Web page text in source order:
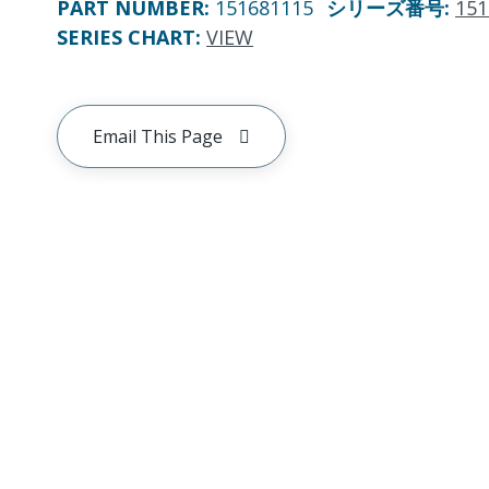
PART NUMBER: 151681115 シリーズ番号:
SERIES CHART: VIEW
Email This Page